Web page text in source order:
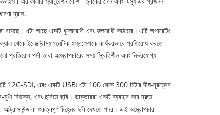
হ্রাস.
রয়েছে। এটা আছে একটি ধুলোরোধী এবং জলরোধী কাঠামো। এটি অপারেটিং
থেকে ইলেক্ট্রোম্যাগনেটিক হস্তক্ষেপকে কার্যকরভাবে প্রতিরোধ করতে
প্রতিরোধ পর্দা তারা অস্ত্রোপচারের সময় স্থিতিশীল এবং নির্ভরযোগ্য
12G-SDI, এবং একটি USB৷ এটা 100 থেকে 300 মিটার দীর্ঘ-দূরত্বের
মুখী বিভক্ত, এবং ছবিতে ছবি। ডাক্তাররা একটি ব্যবহার করে দ্রুত
বা গুরুত্বপূর্ণ চিহ্নের ছবি দেখতে পারে। এই অস্ত্রোপচার